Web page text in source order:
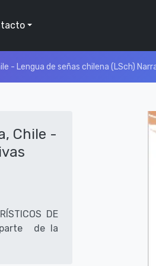
- Lengua de señas chilena (LSch)
Chile -
DE
parte de la